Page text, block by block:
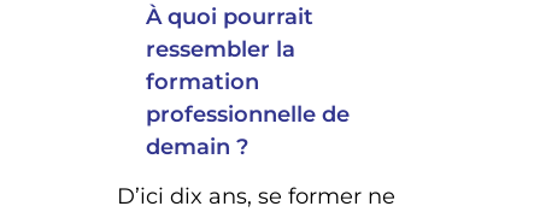
À quoi pourrait
ressembler la
formation
professionnelle de
demain ?
D’ici dix ans, se former ne